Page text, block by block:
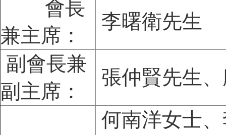
會長
兼主席：
李曙衛先生
副會長兼
副主席：
張仲賢先生
何南洋女士